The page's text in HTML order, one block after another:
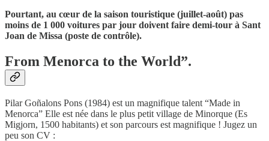
Pourtant, au cœur de la saison touristique (juillet-août) pas
moins de 1 000 voitures par jour doivent faire demi-tour à Sant
Joan de Missa (poste de contrôle).
From Menorca to the World”.
Pilar Goñalons Pons (1984) est un magnifique talent “Made in
Menorca” Elle est née dans le plus petit village de Minorque (Es
Migjorn, 1500 habitants) et son parcours est magnifique ! Jugez un
peu son CV :